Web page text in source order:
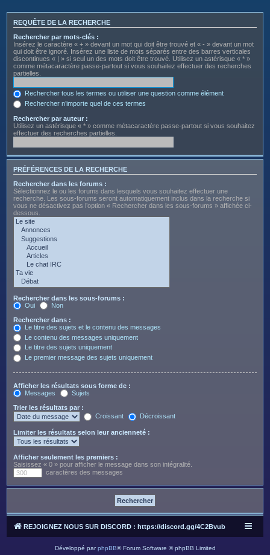
REQUÊTE DE LA RECHERCHE
Rechercher par mots-clés :
Insérez le caractère « + » devant un mot qui doit être trouvé et « - » devant un mot
qui doit être ignoré. Insérez une liste de mots séparés entre des barres verticales
discontinues « | » si seul un des mots doit être trouvé. Utilisez un astérisque « * »
comme métacaractère passe-partout si vous souhaitez effectuer des recherches
partielles.
Rechercher tous les termes ou utiliser une question comme élément
Rechercher n’importe quel de ces termes
Rechercher par auteur :
Utilisez un astérisque « * » comme métacaractère passe-partout si vous souhaitez
effectuer des recherches partielles.
PRÉFÉRENCES DE LA RECHERCHE
Rechercher dans les forums :
Sélectionnez le ou les forums dans lesquels vous souhaitez effectuer une
recherche. Les sous-forums seront automatiquement inclus dans la recherche si
vous ne désactivez pas l’option « Rechercher dans les sous-forums » affichée ci-
dessous.
Rechercher dans les sous-forums :
Oui
Non
Rechercher dans :
Le titre des sujets et le contenu des messages
Le contenu des messages uniquement
Le titre des sujets uniquement
Le premier message des sujets uniquement
Afficher les résultats sous forme de :
Messages
Sujets
Trier les résultats par :
Croissant
Décroissant
Limiter les résultats selon leur ancienneté :
Afficher seulement les premiers :
Saisissez « 0 » pour afficher le message dans son intégralité.
caractères des messages
REJOIGNEZ NOUS SUR DISCORD : https://discord.gg/4C2Bvub
Développé parphpBB® Forum Software © phpBB Limited